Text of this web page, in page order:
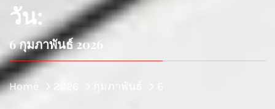
วัน:
6 กุมภาพันธ์ 2026
Home